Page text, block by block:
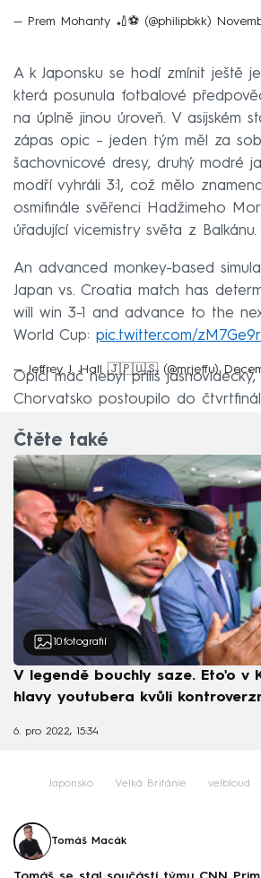
— Prem Mohanty 🏏⚽️ (@philipbkk)
A k Japonsku se hodí zmínit ještě
která posunula fotbalové
na úplně jinou úroveň. V asijském
zápas opic – jeden tým měl za
šachovnicové dresy, druhý modré
modří vyhráli 3:1, což mělo
osmifinále svěřenci Hadžimeho
úřadující vicemistry světa z Balkánu.
An advanced monkey-based
Japan vs. Croatia match has
will win 3-1 and advance to the
World Cup: pic.twitter.com/
— Jeffrey J. Hall 🇯🇵🇺🇸 (@mrjeffu)
Opičí mač nebyl příliš
Chorvatsko postoupilo do
Čtěte také
10 fotografií
V legendě bouchly saze. Eto'o v
hlavy youtubera kvůli
6. pro 2022, 15:34
Japonsko Velká Británie velbloud
Tomáš Macák